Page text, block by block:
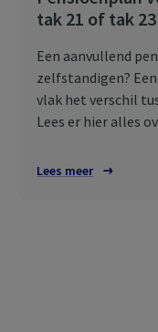
tak 21 of tak
Een aanvullend
zelfstandigen?
vlak het verschil
Lees er hier alles
Lees meer